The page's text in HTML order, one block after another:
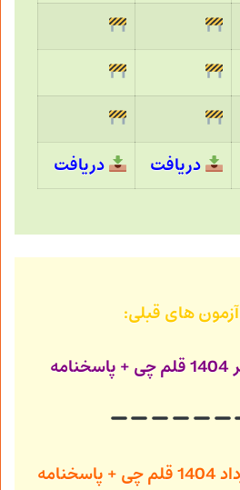
دریافت دریافت
آزمون های قبلی:
قلم چی + پاسخنامه
قلم چی + پاسخنامه